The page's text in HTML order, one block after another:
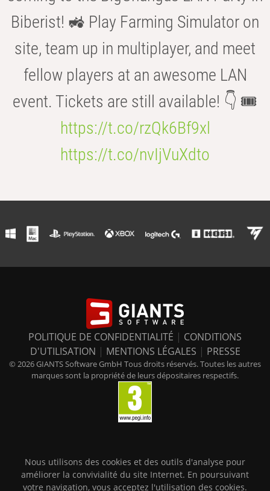
Biberist! 🚜 Play Farming Simulator on
site, team up in multiplayer, and meet
fellow players at an awesome LAN
event. Tickets are still available! 👇 🎟️
https://t.co/rzQk6Bf9xl
https://t.co/nvIjVuXdto
POLITIQUE DE CONFIDENTIALITÉ | CONDITIONS
D'UTILISATION | MENTIONS LÉGALES | PRESSE
© 2026 GIANTS Software GmbH Tous droits réservés. Toutes les autres
marques sont la propriété de leurs dépositaires respectifs.
Nous utilisons des cookies et des outils d'analyse pour
améliorer la convivialité du site Internet. En poursuivant
votre navigation, vous acceptez l'utilisation des cookies.